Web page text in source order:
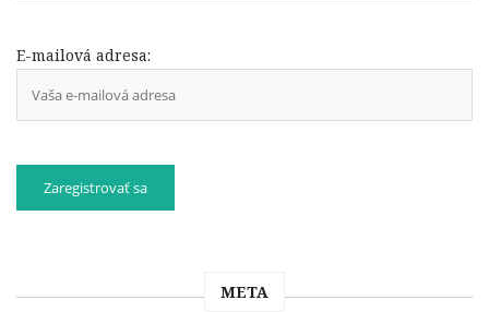
E-mailová adresa:
META